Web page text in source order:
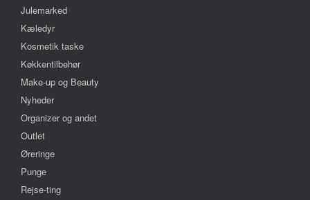
Julemarked
Kæledyr
Kosmetik taske
Køkkentilbehør
Make-up og Beauty
Nyheder
Organizer og andet
Outlet
Øreringe
Punge
Rejse-ting